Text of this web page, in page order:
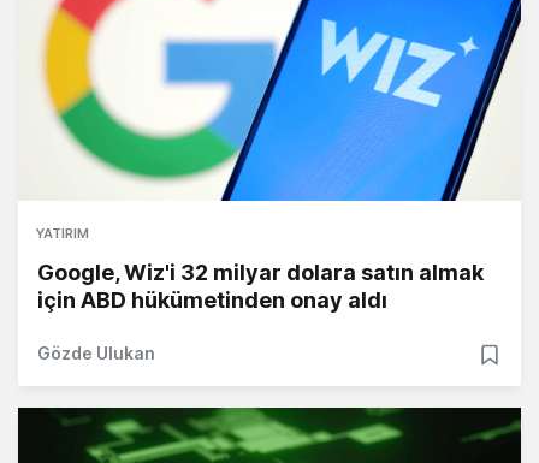
YATIRIM
Google, Wiz'i 32 milyar dolara satın almak
için ABD hükümetinden onay aldı
Gözde Ulukan